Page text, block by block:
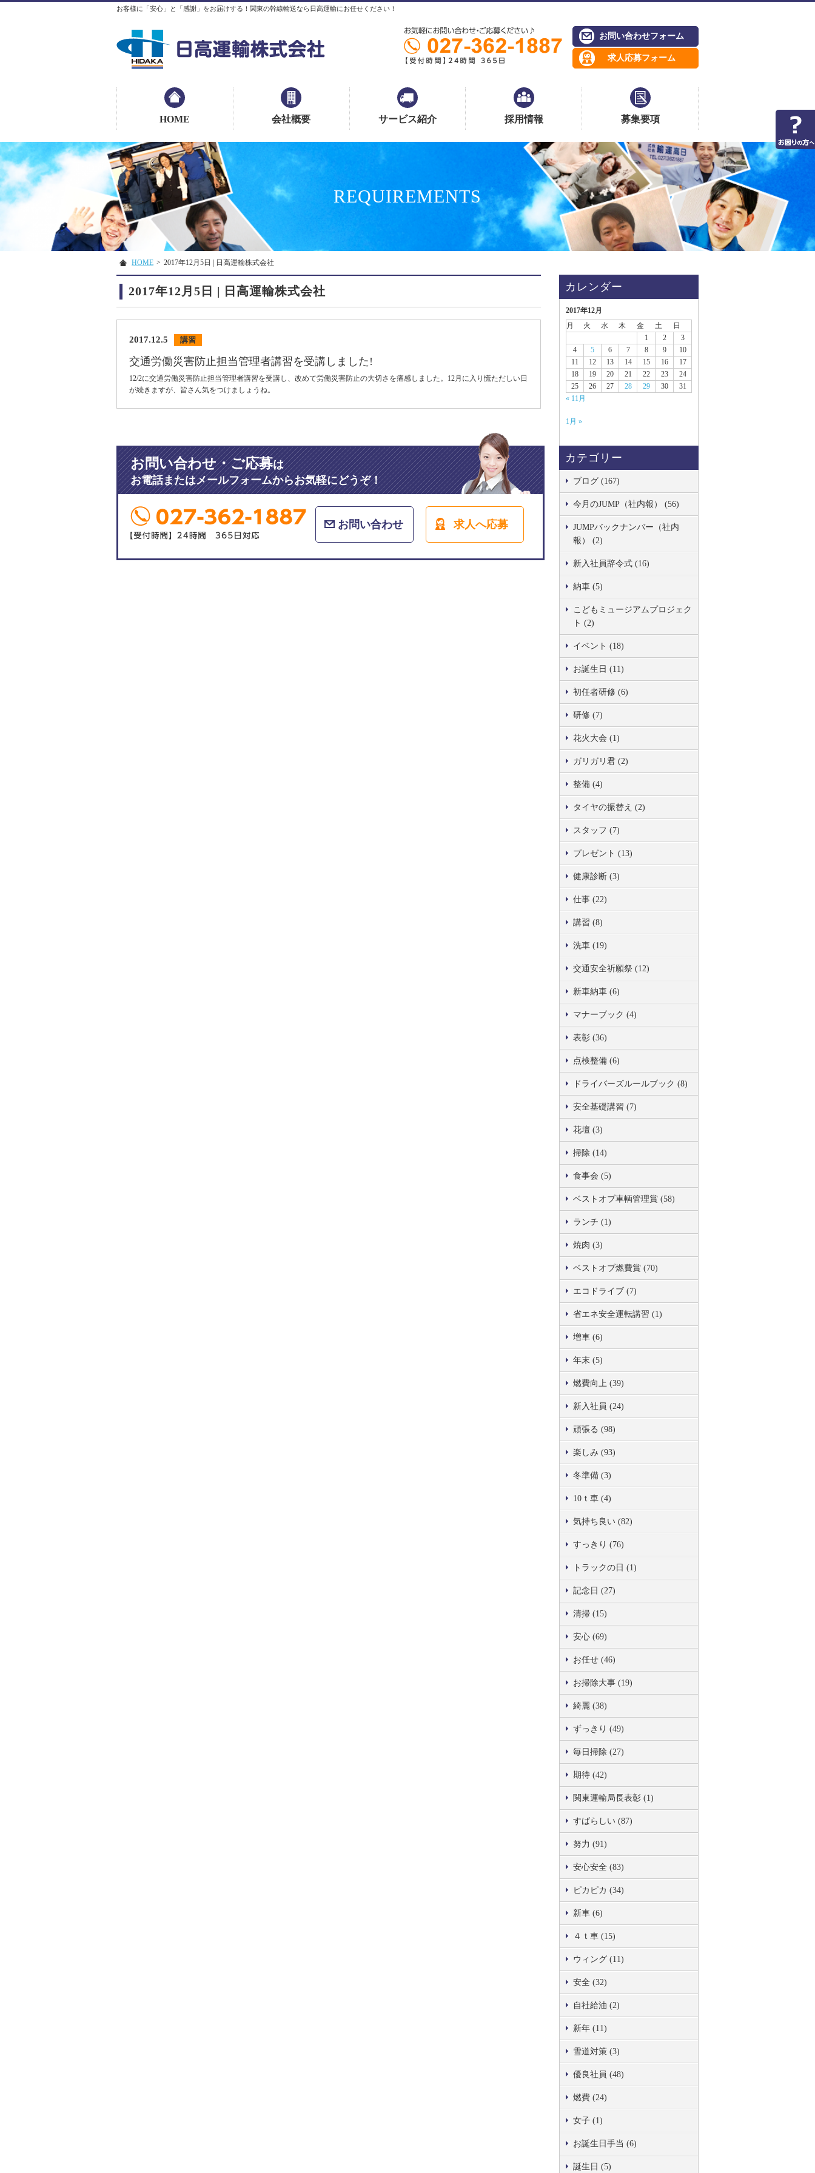
お客様に「安心」と「感謝」をお届けする！関東の幹線輸送なら日高運輸にお任せください！
お問い合わせフォーム
求人応募フォーム
HOME 会社概要 サービス紹介 採用情報 募集要項
REQUIREMENTS
HOME > 2017年12月5日 | 日高運輸株式会社
2017年12月5日 | 日高運輸株式会社
2017.12.5 講習
交通労働災害防止担当管理者講習を受講しました!
12/2に交通労働災害防止担当管理者講習を受講し、改めて労働災害防止の大切さを痛感しました。12月に入り慌ただしい日
が続きますが、皆さん気をつけましょうね。
お問い合わせ・ご応募は
お電話またはメールフォームからお気軽にどうぞ！
お問い合わせ 求人へ応募
カレンダー
2017年12月
月
火 水 木 金 土
日
1
2
3
4
5 6 7 8 9
10
11
12 13 14 15 16
17
18
19 20 21 22 23
24
25
26 27 28 29 30
31
« 11月
1月 »
カテゴリー
ブログ (167)
今月のJUMP（社内報） (56)
JUMPバックナンバー（社内
報） (2)
新入社員辞令式 (16)
納車 (5)
こどもミュージアムプロジェク
ト (2)
イベント (18)
お誕生日 (11)
初任者研修 (6)
研修 (7)
花火大会 (1)
ガリガリ君 (2)
整備 (4)
タイヤの振替え (2)
スタッフ (7)
プレゼント (13)
健康診断 (3)
仕事 (22)
講習 (8)
洗車 (19)
交通安全祈願祭 (12)
新車納車 (6)
マナーブック (4)
表彰 (36)
点検整備 (6)
ドライバーズルールブック (8)
安全基礎講習 (7)
花壇 (3)
掃除 (14)
食事会 (5)
ベストオブ車輌管理賞 (58)
ランチ (1)
焼肉 (3)
ベストオブ燃費賞 (70)
エコドライブ (7)
省エネ安全運転講習 (1)
増車 (6)
年末 (5)
燃費向上 (39)
新入社員 (24)
頑張る (98)
楽しみ (93)
冬準備 (3)
10ｔ車 (4)
気持ち良い (82)
すっきり (76)
トラックの日 (1)
記念日 (27)
清掃 (15)
安心 (69)
お任せ (46)
お掃除大事 (19)
綺麗 (38)
ずっきり (49)
毎日掃除 (27)
期待 (42)
関東運輸局長表彰 (1)
すばらしい (87)
努力 (91)
安心安全 (83)
ピカピカ (34)
新車 (6)
４ｔ車 (15)
ウィング (11)
安全 (32)
自社給油 (2)
新年 (11)
雪道対策 (3)
優良社員 (48)
燃費 (24)
女子 (1)
お誕生日手当 (6)
誕生日 (5)